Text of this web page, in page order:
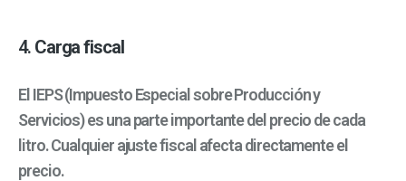
4. Carga fiscal
El IEPS (Impuesto Especial sobre Producción y
Servicios) es una parte importante del precio de cada
litro. Cualquier ajuste fiscal afecta directamente el
precio.